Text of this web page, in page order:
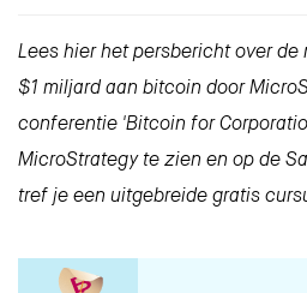
Lees hierhet persberichtover de
$1 miljard aan bitcoin door
conferentie 'Bitcoin for
MicroStrategyte zien en op de
tref je een uitgebreide gratis